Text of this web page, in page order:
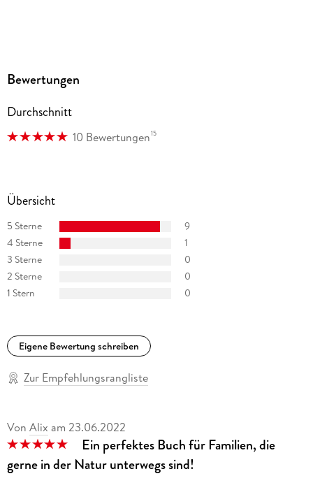
Bewertungen
Durchschnitt
10 Bewertungen15
Übersicht
5 Sterne
9
4 Sterne
1
3 Sterne
0
2 Sterne
0
1 Stern
0
Eigene Bewertung schreiben
Zur Empfehlungsrangliste
Von Alix am 23.06.2022
Ein perfektes Buch für Familien, die
gerne in der Natur unterwegs sind!